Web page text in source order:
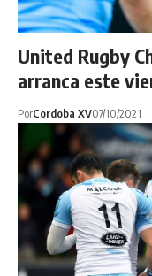
United Rugby
arranca este
PorCordoba XV07/10/2021